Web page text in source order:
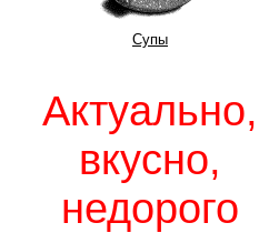
Супы
Актуально,
вкусно,
недорого